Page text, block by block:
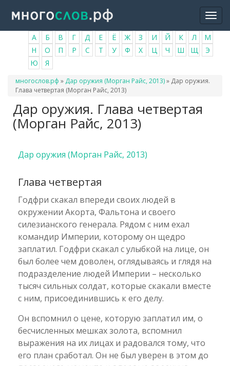
основному
содержанию
А Б В Г Д Е Ё Ж З И Й К Л
М
Н
О П Р С Т У Ф Х Ц Ч Ш Щ
Э
Ю
Я
Вы
здесь
многослов.рф » Дар оружия (Морган Райс, 2013)» Дар оружия.
Глава четвертая (Морган Райс, 2013)
Дар оружия. Глава четвертая
(Морган Райс, 2013)
Дар оружия (Морган Райс, 2013)
Глава четвертая
Годфри скакал впереди своих людей в
окружении Акорта, Фальтона и своего
силезианского генерала. Рядом с ним ехал
командир Империи, которому он щедро
заплатил. Годфри скакал с улыбкой на лице, он
был более чем доволен, оглядываясь и глядя на
подразделение людей Империи – несколько
тысяч сильных солдат, которые скакали вместе
с ним, присоединившись к его делу.
Он вспомнил о цене, которую заплатил им, о
бесчисленных мешках золота, вспомнил
выражения на их лицах и радовался тому, что
его план сработал. Он не был уверен в этом до